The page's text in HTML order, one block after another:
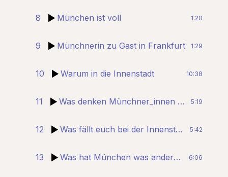
8 München ist voll 1:20
9 Münchnerin zu Gast in Frankfurt 1:29
10 Warum in die Innenstadt 10:38
11 Was denken Münchner_innen von ihrer Stadt 5:19
12 Was fällt euch bei der Innenstadt auf 5:42
13 Was hat München was andere Städte nicht haben 6:06